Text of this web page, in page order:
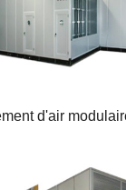
d'air